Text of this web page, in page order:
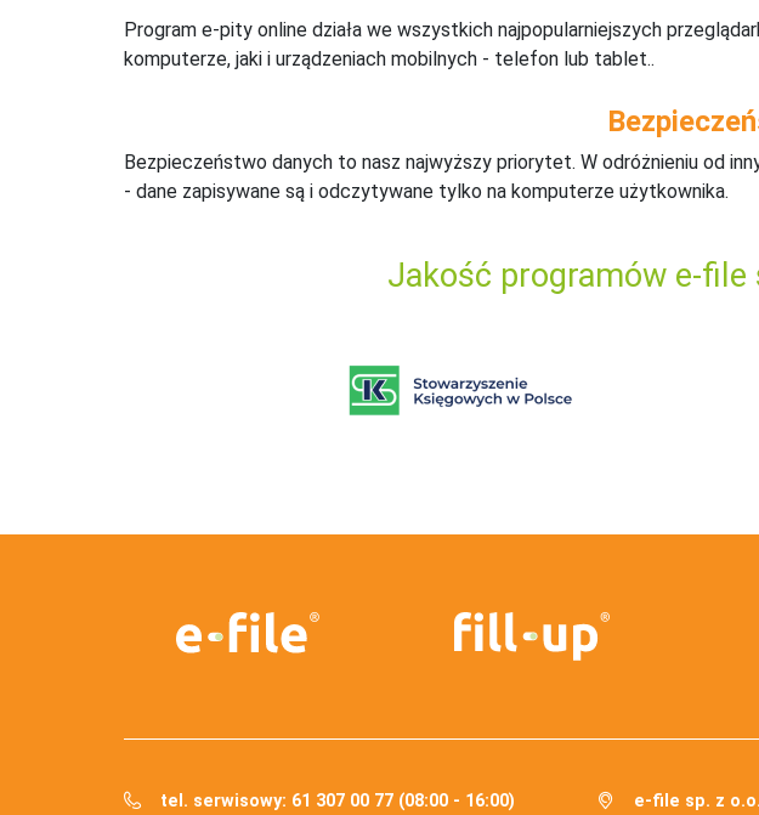
Program e-pity online działa we wszystkich najpopularniejszych
komputerze, jaki i urządzeniach mobilnych - telefon lub tablet..
Bezpieczeństwo danych to nasz najwyższy priorytet. W odróżnieniu od
- dane zapisywane są i odczytywane tylko na komputerze użytkownika.
Jakość programów e-file
tel. serwisowy: 61 307 00 77 (08:00 - 16:00)
e-file sp. z o.o.